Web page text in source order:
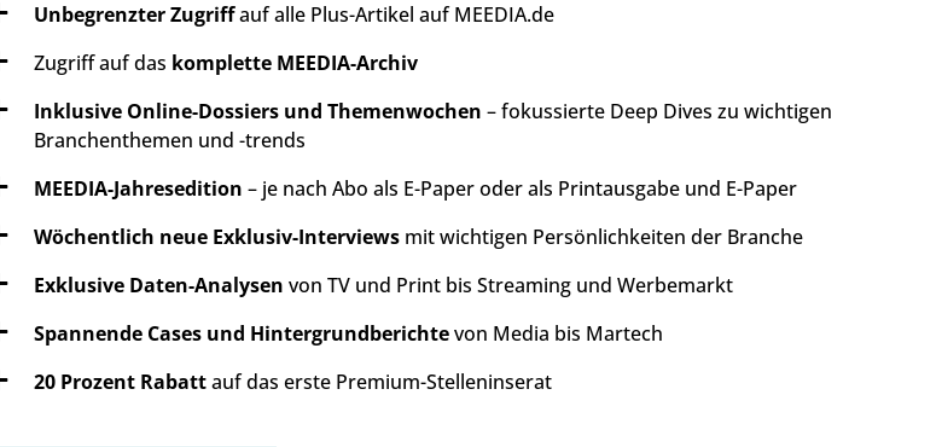
Unbegrenzter Zugriffauf alle Plus-Artikel auf MEEDIA.de
Zugriff auf das komplette MEEDIA-Archiv
Inklusive Online-Dossiers und Themenwochen – fokussierte Deep Dives zu wichtigen
Branchenthemen und -trends
MEEDIA-Jahresedition – je nach Abo als E-Paper oder als Printausgabe und E-Paper
Wöchentlich neue Exklusiv-Interviewsmit wichtigen Persönlichkeiten der Branche
Exklusive Daten-Analysen von TV und Print bis Streaming und Werbemarkt
Spannende Cases und Hintergrundberichtevon Media bis Martech
20 Prozent Rabattauf das erste Premium-Stelleninserat